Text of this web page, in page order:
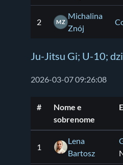
2 MZ
Michalina
Znój
Ju-Jitsu Gi; U-10;
2026-03-07 09:26:08
#
Nome e
sobrenome
1
Lena
Bartosz